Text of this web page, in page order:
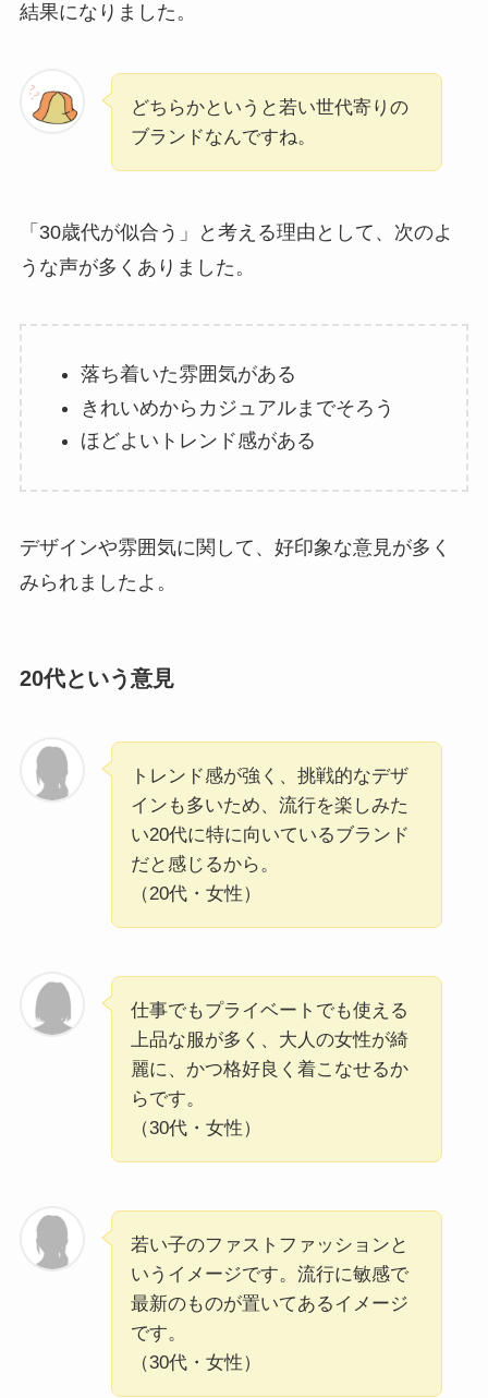
結果になりました。
どちらかというと若い世代寄りの
ブランドなんですね。
「30歳代が似合う」と考える理由として、次のよ
うな声が多くありました。
落ち着いた雰囲気がある
きれいめからカジュアルまでそろう
ほどよいトレンド感がある
デザインや雰囲気に関して、好印象な意見が多く
みられましたよ。
20代という意見
トレンド感が強く、挑戦的なデザ
インも多いため、流行を楽しみた
い20代に特に向いているブランド
だと感じるから。
（20代・女性）
仕事でもプライベートでも使える
上品な服が多く、大人の女性が綺
麗に、かつ格好良く着こなせるか
らです。
（30代・女性）
若い子のファストファッションと
いうイメージです。流行に敏感で
最新のものが置いてあるイメージ
です。
（30代・女性）